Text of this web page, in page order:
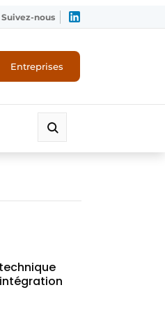
Suivez-nous
Entreprises